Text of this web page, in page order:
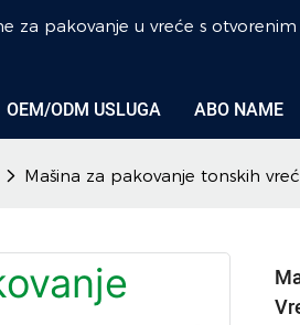
za pakovanje u vreće s
OEM/ODM USLUGA ABO NAME
Mašina za pakovanje tonskih